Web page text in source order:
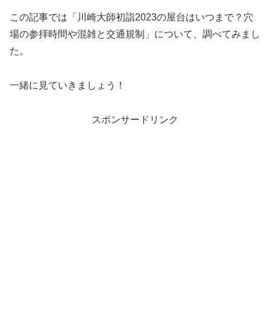
この記事では「川崎大師初詣2023の屋台はいつまで？穴
場の参拝時間や混雑と交通規制」について、調べてみまし
た。
一緒に見ていきましょう！
スポンサードリンク